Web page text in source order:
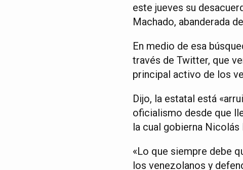
este jueves su
Machado, abanderada
En medio de esa
través de Twitter, que
principal activo de los
Dijo, la estatal está
oficialismo desde que
la cual gobierna Nicolás
«Lo que siempre debe
los venezolanos y